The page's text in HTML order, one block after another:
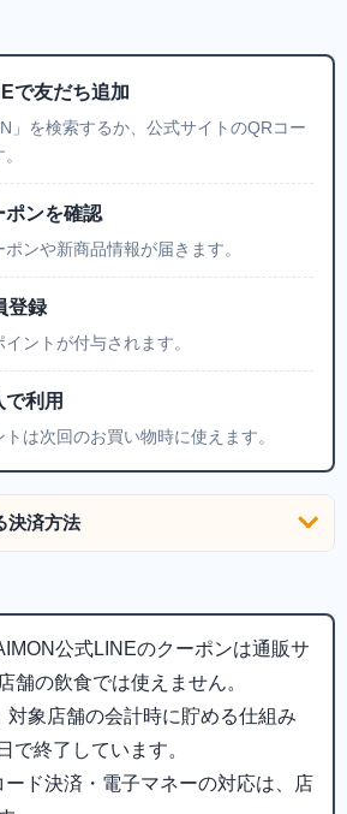
で友だち追加
」を検索するか、公式サイトのQRコー
ポンを確認
ンや新商品情報が届きます。
登録
ントが付与されます。
利用
は次回のお買い物時に使えます。
決済方法
公式LINEのクーポンは通販サ
舗の飲食では使えません。
対象店舗の会計時に貯める仕組み
で終了しています。
ード決済・電子マネーの対応は、店